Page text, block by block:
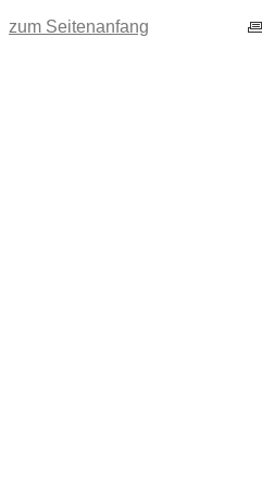
zum Seitenanfang